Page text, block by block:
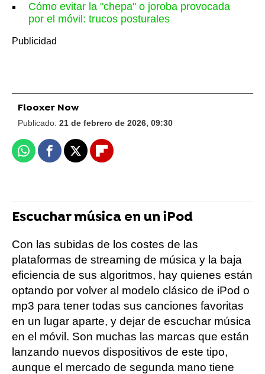
Cómo evitar la "chepa" o joroba provocada
por el móvil: trucos posturales
Flooxer Now
Publicado: 21 de febrero de 2026, 09:30
WhatsappFacebook
X Flipboard
Escuchar música en un iPod
Con las subidas de los costes de las
plataformas de streaming de música y la baja
eficiencia de sus algoritmos, hay quienes están
optando por volver al modelo clásico de iPod o
mp3 para tener todas sus canciones favoritas
en un lugar aparte, y dejar de escuchar música
en el móvil. Son muchas las marcas que están
lanzando nuevos dispositivos de este tipo,
aunque el mercado de segunda mano tiene